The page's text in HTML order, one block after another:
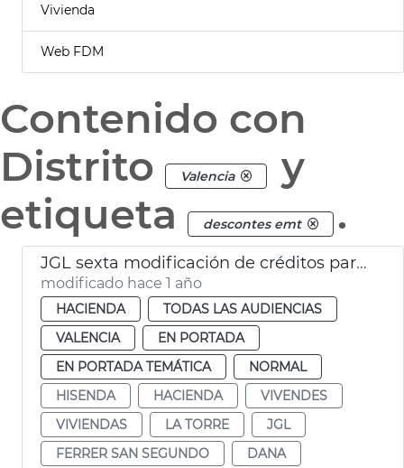
Vivienda
Web FDM
Contenido con
Distrito
Valencia
y
etiqueta
descontes emt .
JGL sexta modificación de créditos para vivendes La Torre, deuda y descuentos EMT
modificado hace 1 año
HACIENDA
TODAS LAS AUDIENCIAS
VALENCIA
EN PORTADA
EN PORTADA TEMÁTICA
NORMAL
HISENDA
HACIENDA
VIVENDES
VIVIENDAS
LA TORRE
JGL
FERRER SAN SEGUNDO
DANA